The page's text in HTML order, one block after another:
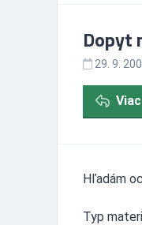
Dopyt
29. 9.
Hľadám
Typ